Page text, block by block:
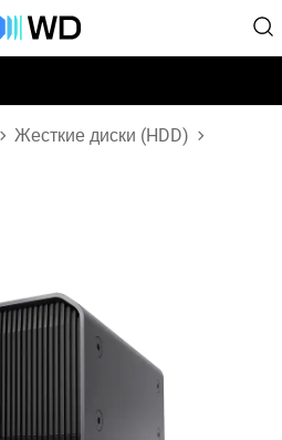
Жесткие диски (HDD)